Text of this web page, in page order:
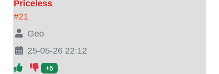
Priceless
#21
Geo
25-05-26 22:12
+5